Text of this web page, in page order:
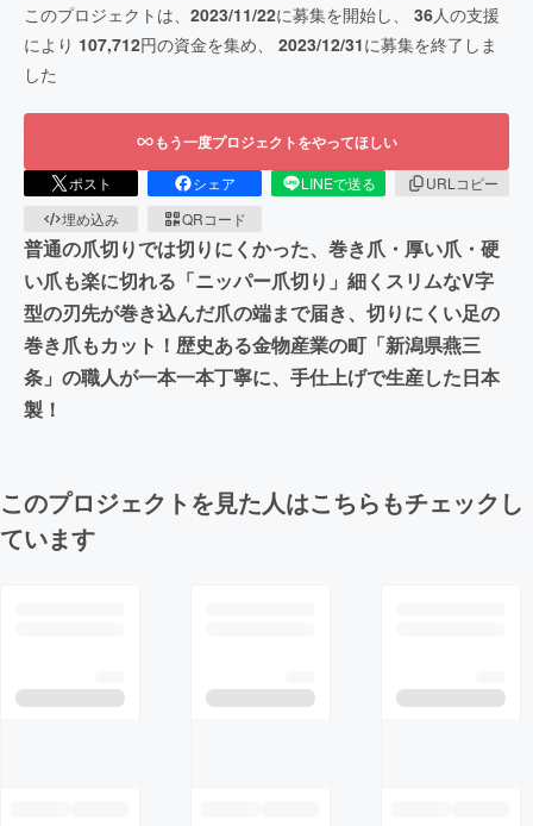
このプロジェクトは、 2023/11/22に募集を開始し、 36人の支援
により 107,712円の資金を集め、 2023/12/31に募集を終了しま
した
もう一度プロジェクトをやってほしい
ポスト シェア LINEで送る
URLコピー
埋め込み
QRコード
普通の爪切りでは切りにくかった、巻き爪・厚い爪・硬
い爪も楽に切れる「ニッパー爪切り」細くスリムなV字
型の刃先が巻き込んだ爪の端まで届き、切りにくい足の
巻き爪もカット！歴史ある金物産業の町「新潟県燕三
条」の職人が一本一本丁寧に、手仕上げで生産した日本
製！
このプロジェクトを見た人はこちらもチェックし
ています